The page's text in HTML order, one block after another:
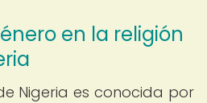
en la religión
Nigeria es conocida por